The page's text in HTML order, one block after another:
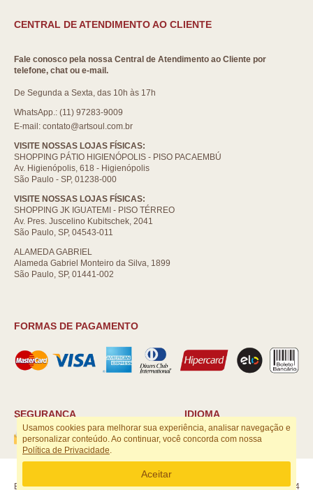
CENTRAL DE ATENDIMENTO AO CLIENTE
Fale conosco pela nossa Central de Atendimento ao Cliente por
telefone, chat ou e-mail.
De Segunda a Sexta, das 10h às 17h
WhatsApp.: (11) 97283-9009
E-mail: contato@artsoul.com.br
VISITE NOSSAS LOJAS FÍSICAS:
SHOPPING PÁTIO HIGIENÓPOLIS - PISO PACAEMBÚ
Av. Higienópolis, 618 - Higienópolis
São Paulo - SP, 01238-000
VISITE NOSSAS LOJAS FÍSICAS:
SHOPPING JK IGUATEMI - PISO TÉRREO
Av. Pres. Juscelino Kubitschek, 2041
São Paulo, SP, 04543-011
ALAMEDA GABRIEL
Alameda Gabriel Monteiro da Silva, 1899
São Paulo, SP, 01441-002
FORMAS DE PAGAMENTO
SEGURANÇA IDIOMA
ARTSOUL COMUNICAÇÃO DIGITAL LTDA | CNPJ: 29.752.781/0001-52
Escritório: Rua Quatá, 845 - Sala 2, Vila Olímpia, São Paulo, SP, 04546-044
Usamos cookies para melhorar sua experiência, analisar navegação e
personalizar conteúdo. Ao continuar, você concorda com nossa
Política de Privacidade.
Aceitar